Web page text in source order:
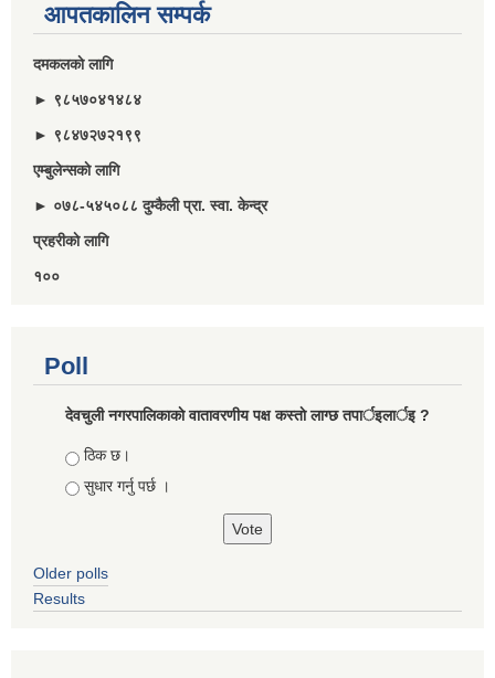
आपतकालिन सम्पर्क
दमकलकाे लागि
► ९८५७०४१४८४
► ९८४७२७२१९९
एम्बुलेन्सकाे लागि
► ०७८-५४५०८८ दुम्कैली प्रा. स्वा. केन्द्र
प्रहरीकाे लागि
१००
Poll
देवचुली नगरपालिकाकाे वातावरणीय पक्ष कस्ताे लाग्छ तपार्इलार्इ ?
Choices
ठिक छ।
सुधार गर्नु पर्छ ।
Older polls
Results